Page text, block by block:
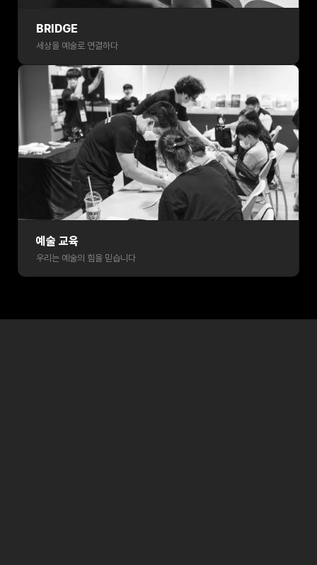
BRIDGE
세상을 예술로 연결하다
예술 교육
우리는 예술의 힘을 믿습니다